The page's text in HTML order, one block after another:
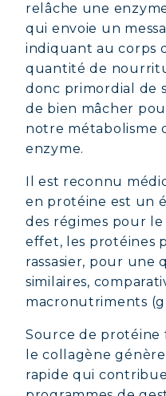
relâche une
qui envoie un
indiquant au corps
quantité de
donc primordial de
de bien mâcher
notre métabolisme
enzyme.
Il est reconnu
en protéine est un
des régimes pour
effet, les protéines
rassasier, pour une
similaires,
macronutriments
Source de protéine
le collagène
rapide qui